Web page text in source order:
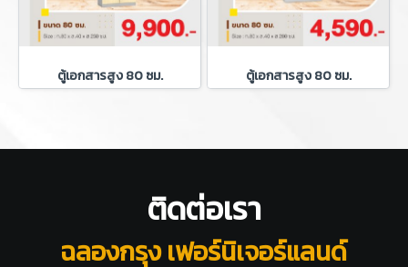
ตู้เอกสารสูง 80 ซม. ตู้เอกสารสูง 80 ซม.
ติดต่อเรา
ฉลองกรุง เฟอร์นิเจอร์แลนด์